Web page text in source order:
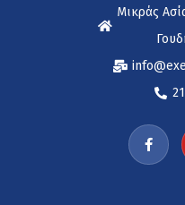
Μικράς